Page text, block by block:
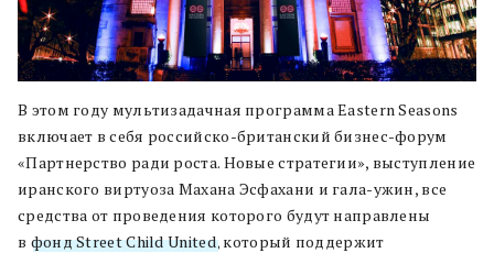
В этом году мультизадачная программа Eastern Seasons
включает в себя российско-британский бизнес-форум
«Партнерство ради роста. Новые стратегии», выступление
иранского виртуоза Махана Эсфахани и гала-ужин, все
средства от проведения которого будут направлены
в фонд Street Child United, который поддержит